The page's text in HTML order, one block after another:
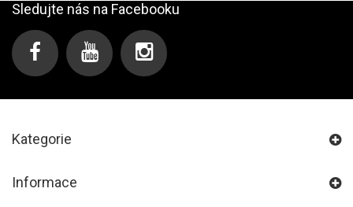
Sledujte nás na Facebooku
Kategorie
Informace